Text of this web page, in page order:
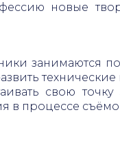
новые
занимаются
свою
в процессе